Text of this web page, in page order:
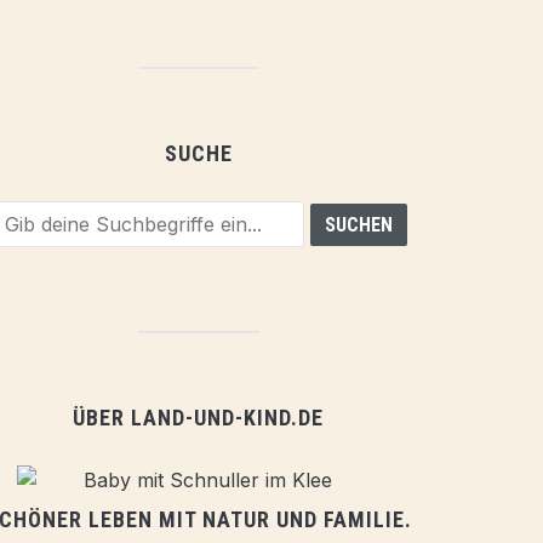
SUCHE
ÜBER LAND-UND-KIND.DE
LEBEN MIT NATUR UND FAMILIE.